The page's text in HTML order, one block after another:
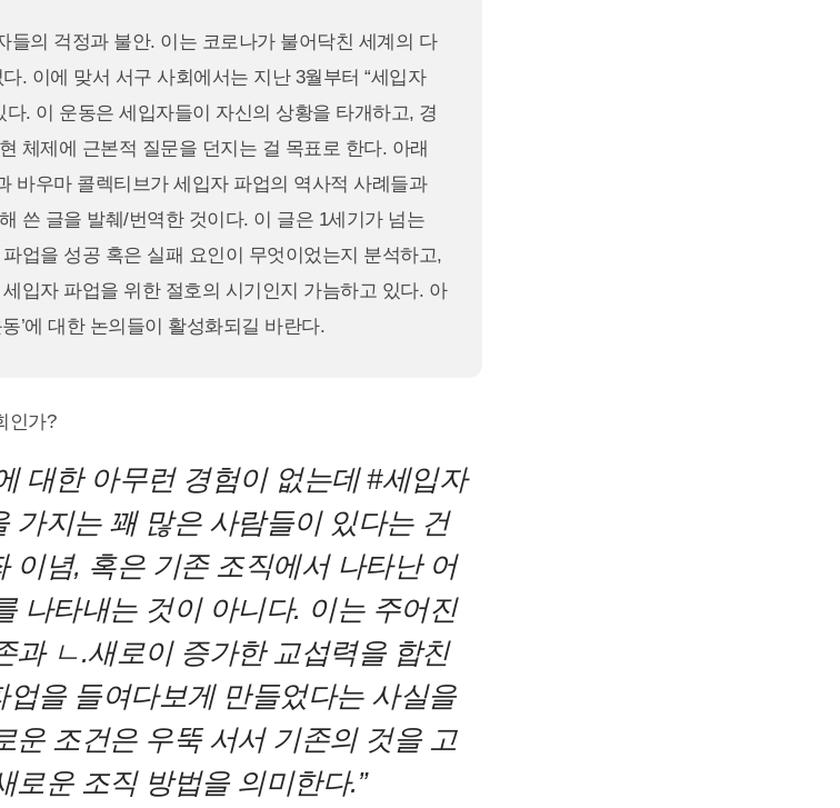
들의 걱정과 불안. 이는 코로나가 불어닥친 세계의 다
. 이에 맞서 서구 사회에서는 지난 3월부터 “세입자
다. 이 운동은 세입자들이 자신의 상황을 타개하고, 경
체제에 근본적 질문을 던지는 걸 목표로 한다. 아래
바우마 콜렉티브가 세입자 파업의 역사적 사례들과
쓴 글을 발췌/번역한 것이다. 이 글은 1세기가 넘는
업을 성공 혹은 실패 요인이 무엇이었는지 분석하고,
입자 파업을 위한 절호의 시기인지 가늠하고 있다. 아
’에 대한 논의들이 활성화되길 바란다.
인가?
대한 아무런 경험이 없는데 #세입자
가지는 꽤 많은 사람들이 있다는 건
이념, 혹은 기존 조직에서 나타난 어
나타내는 것이 아니다. 이는 주어진
과 ㄴ.새로이 증가한 교섭력을 합친
을 들여다보게 만들었다는 사실을
운 조건은 우뚝 서서 기존의 것을 고
로운 조직 방법을 의미한다.”